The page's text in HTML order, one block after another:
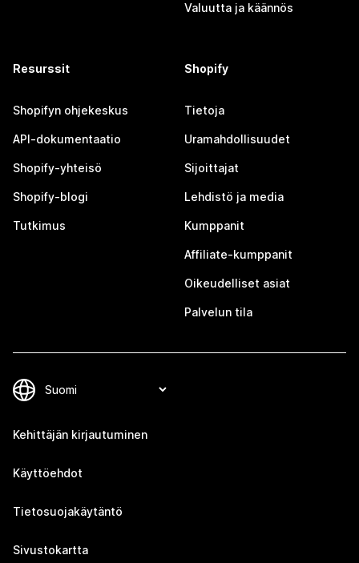
Valuutta ja käännös
Resurssit
Shopifyn ohjekeskus
API-dokumentaatio
Shopify-yhteisö
Shopify-blogi
Tutkimus
Shopify
Tietoja
Uramahdollisuudet
Sijoittajat
Lehdistö ja media
Kumppanit
Affiliate-kumppanit
Oikeudelliset asiat
Palvelun tila
Kehittäjän kirjautuminen
Käyttöehdot
Tietosuojakäytäntö
Sivustokartta